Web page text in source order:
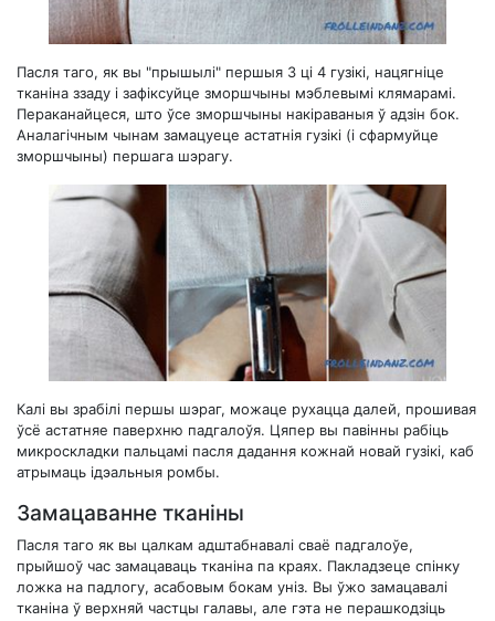
Пасля таго, як вы "прышылі" першыя 3 ці 4 гузікі, нацягніце
тканіна ззаду і зафіксуйце зморшчыны мэблевымі клямарамі.
Пераканайцеся, што ўсе зморшчыны накіраваныя ў адзін бок.
Аналагічным чынам замацуеце астатнія гузікі (і сфармуйце
зморшчыны) першага шэрагу.
Калі вы зрабілі першы шэраг, можаце рухацца далей, прошивая
ўсё астатняе паверхню падгалоўя. Цяпер вы павінны рабіць
микроскладки пальцамі пасля дадання кожнай новай гузікі, каб
атрымаць ідэальныя ромбы.
Замацаванне тканіны
Пасля таго як вы цалкам адштабнавалі сваё падгалоўе,
прыйшоў час замацаваць тканіна па краях. Пакладзеце спінку
ложка на падлогу, асабовым бокам уніз. Вы ўжо замацавалі
тканіна ў верхняй частцы галавы, але гэта не перашкодзіць